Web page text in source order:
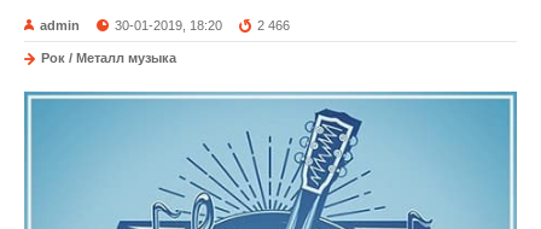
admin 30-01-2019, 18:20 2 466
Рок / Металл музыка